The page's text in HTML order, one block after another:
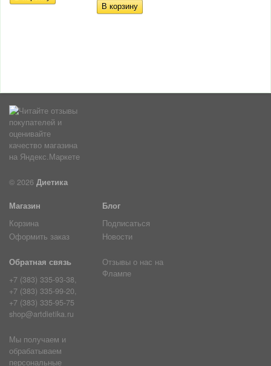
© 2026 Диетика
Магазин
Корзина
Оформить заказ
Блог
Подписаться
Новости
Обратная связь
+7 (383) 335-93-38,
+7 (383) 335-99-20,
+7 (383) 335-95-75
shop@artdietika.ru
Отзывы о нас на
Флампе
Мы получаем и
обрабатываем
персональные